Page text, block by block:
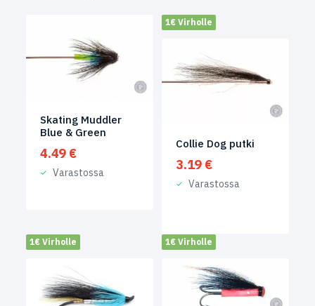
Skating Muddler
Blue & Green
4.49 €
Varastossa
1€ Virholle
Collie Dog putki
3.19 €
Varastossa
1€ Virholle 1€ Virholle